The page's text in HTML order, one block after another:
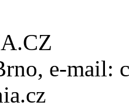
e-mail: